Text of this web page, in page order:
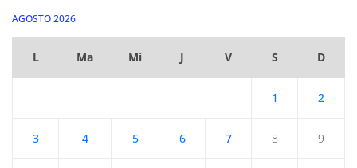
AGOSTO 2026
L Ma Mi J V S D
1 2
3 4 5 6 7 8 9